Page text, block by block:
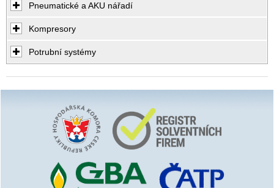
Pneumatické a AKU nářadí
Kompresory
Potrubní systémy